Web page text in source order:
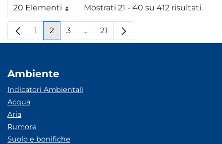
20 ElementiPer pagina Mostrati 21 - 40 su 412 risultati.
Pagina
1 Pagina
2 Pagina
3 ...Pagine intermedie
Pagina
21
Ambiente
Indicatori Ambientali
Acqua
Aria
Rumore
Suolo e bonifiche